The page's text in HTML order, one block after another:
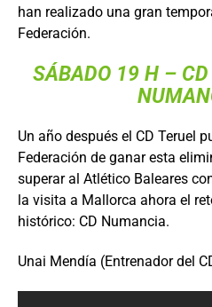
han realizado una gran
Federación.
SÁBADO 19 H –
Un año después el CD Teruel
Federación de ganar esta
superar al Atlético Baleares
la visita a Mallorca ahora el
histórico: CD Numancia.
Unai Mendía (Entrenador del